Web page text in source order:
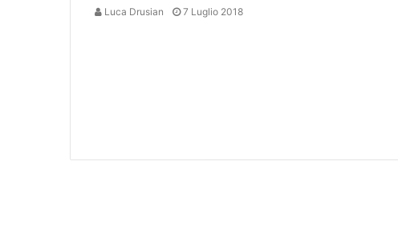
Luca Drusian 7 Luglio 2018